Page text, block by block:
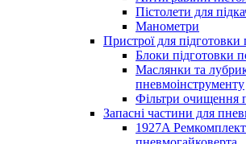
Пістолети для
Манометри
Пристрої для підготовки
Блоки підготовки
Маслянки та
пневмоінструменту
Фільтри очищення
Запасні частини для
1927A